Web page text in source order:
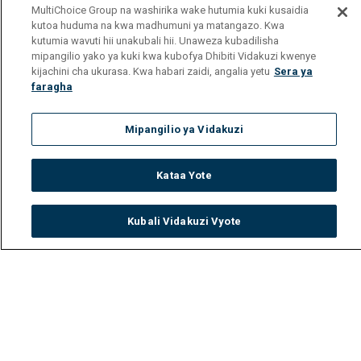
TV Guide
MultiChoice Group na washirika wake hutumia kuki kusaidia
kutoa huduma na kwa madhumuni ya matangazo. Kwa
kutumia wavuti hii unakubali hii. Unaweza kubadilisha
mipangilio yako ya kuki kwa kubofya Dhibiti Vidakuzi kwenye
kijachini cha ukurasa. Kwa habari zaidi, angalia yetu Sera ya
faragha
Mipangilio ya Vidakuzi
Kataa Yote
Kubali Vidakuzi Vyote